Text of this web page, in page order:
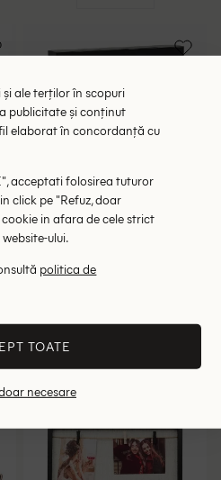
Rama foto Anchor, negru
RRP: 25.00 lei
ale terților în scopuri
publicitate și conținut
elaborat în concordanță cu
acceptati folosirea tuturor
click pe "Refuz, doar
in afara de cele strict
ului.
politica de
TOATE
necesare